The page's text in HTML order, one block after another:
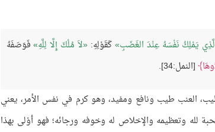
يَمْلِكُ نَفْسَهُ عِنْدَ الغَضَبِ كَقَوْلِهِ: لاَ مُلْكَ إِلَّا لِلَّهِ فَوَصَفَهُ
[النمل:34].
العنب طيب ونافع ومفيد، وهو كرم في نفس الأمر، يعني
لله وتعظيمه والإخلاص له وخوفه ورجائه؛ فهو أوْلى بهذا